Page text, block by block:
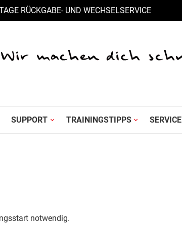
RÜCKGABE- UND WECHSELSERVICE
SUPPORT TRAININGSTIPPS SERVICE
notwendig.